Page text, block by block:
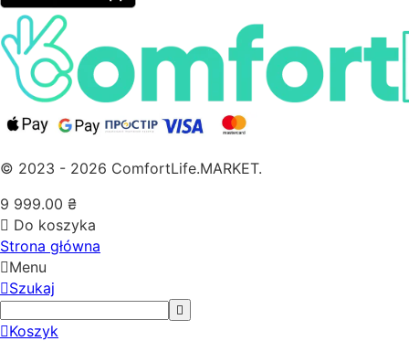
© 2023 - 2026 ComfortLife.MARKET.
9 999.00 ₴
Do koszyka
Strona główna
Menu
Szukaj
Koszyk